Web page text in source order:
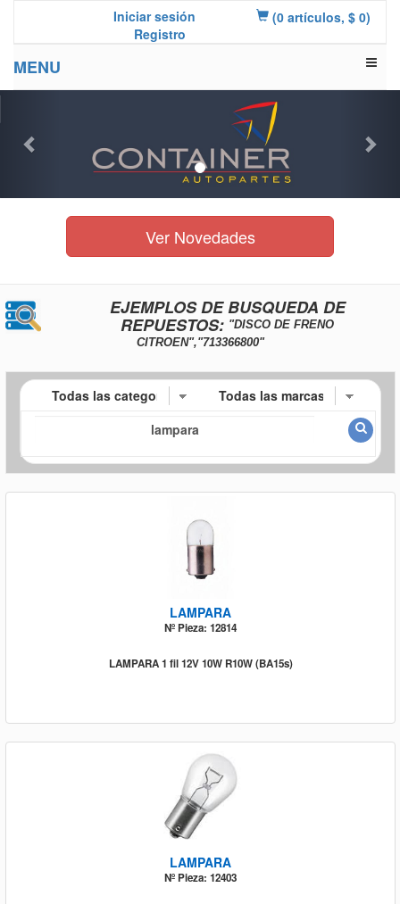
Iniciar sesión
Registro
(0 artículos, $ 0)
MENU
Ver Novedades
EJEMPLOS DE BUSQUEDA DE
REPUESTOS: "DISCO DE FRENO
CITROEN","713366800"
LAMPARA
Nº Pieza: 12814
LAMPARA 1 fil 12V 10W R10W (BA15s)
LAMPARA
Nº Pieza: 12403